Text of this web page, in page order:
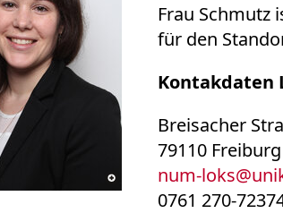
Frau Schmutz
für den
Kontakdaten
Breisacher
79110 Freiburg
num-loks@
0761 270-